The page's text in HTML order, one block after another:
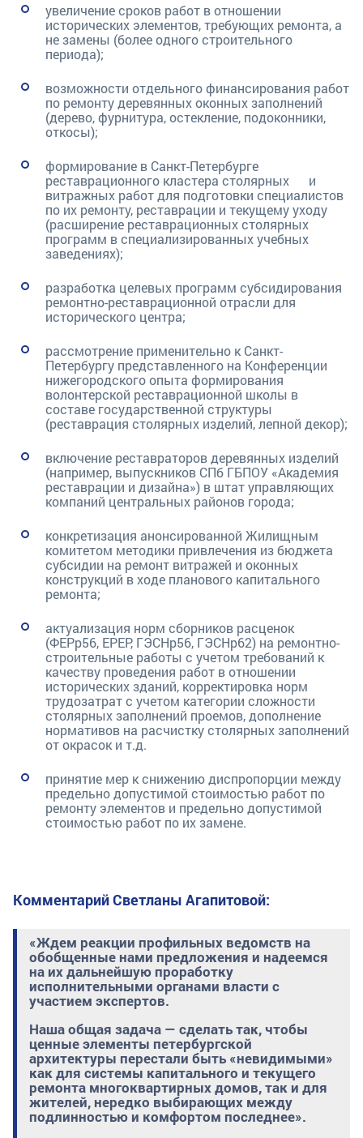
увеличение сроков работ в отношении
исторических элементов, требующих ремонта, а
не замены (более одного строительного
периода);
возможности отдельного финансирования работ
по ремонту деревянных оконных заполнений
(дерево, фурнитура, остекление, подоконники,
откосы);
формирование в Санкт-Петербурге
реставрационного кластера столярных и
витражных работ для подготовки специалистов
по их ремонту, реставрации и текущему уходу
(расширение реставрационных столярных
программ в специализированных учебных
заведениях);
разработка целевых программ субсидирования
ремонтно-реставрационной отрасли для
исторического центра;
рассмотрение применительно к Санкт-
Петербургу представленного на Конференции
нижегородского опыта формирования
волонтерской реставрационной школы в
составе государственной структуры
(реставрация столярных изделий, лепной декор);
включение реставраторов деревянных изделий
(например, выпускников СПб ГБПОУ «Академия
реставрации и дизайна») в штат управляющих
компаний центральных районов города;
конкретизация анонсированной Жилищным
комитетом методики привлечения из бюджета
субсидии на ремонт витражей и оконных
конструкций в ходе планового капитального
ремонта;
актуализация норм сборников расценок
(ФЕРр56, ЕРЕР, ГЭСНр56, ГЭСНр62) на ремонтно-
строительные работы с учетом требований к
качеству проведения работ в отношении
исторических зданий, корректировка норм
трудозатрат с учетом категории сложности
столярных заполнений проемов, дополнение
нормативов на расчистку столярных заполнений
от окрасок и т.д.
принятие мер к снижению диспропорции между
предельно допустимой стоимостью работ по
ремонту элементов и предельно допустимой
стоимостью работ по их замене.
Комментарий Светланы Агапитовой:
«Ждем реакции профильных ведомств на
обобщенные нами предложения и надеемся
на их дальнейшую проработку
исполнительными органами власти с
участием экспертов.
Наша общая задача — сделать так, чтобы
ценные элементы петербургской
архитектуры перестали быть «невидимыми»
как для системы капитального и текущего
ремонта многоквартирных домов, так и для
жителей, нередко выбирающих между
подлинностью и комфортом последнее».